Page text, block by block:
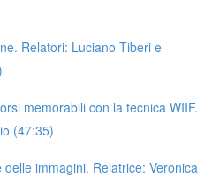
Relatori: Luciano Tiberi e
memorabili con la tecnica WIIF.
(47:35)
immagini. Relatrice: Veronica